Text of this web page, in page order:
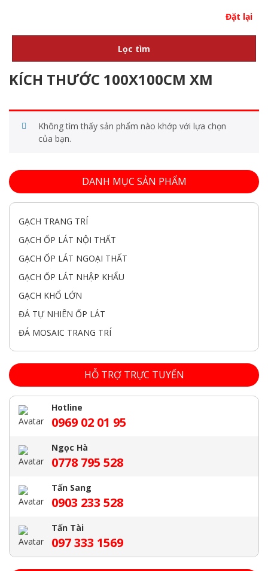
Đặt lại
Lọc tìm
KÍCH THƯỚC 100X100CM XM
Không tìm thấy sản phẩm nào khớp với lựa chọn
của bạn.
DANH MỤC SẢN PHẨM
GẠCH TRANG TRÍ
GẠCH ỐP LÁT NỘI THẤT
GẠCH ỐP LÁT NGOẠI THẤT
GẠCH ỐP LÁT NHẬP KHẨU
GẠCH KHỔ LỚN
ĐÁ TỰ NHIÊN ỐP LÁT
ĐÁ MOSAIC TRANG TRÍ
HỖ TRỢ TRỰC TUYẾN
Hotline
0969 02 01 95
Ngọc Hà
0778 795 528
Tấn Sang
0903 233 528
Tấn Tài
097 333 1569